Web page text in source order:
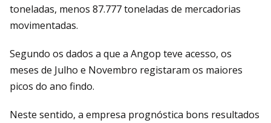
toneladas, menos 87.777 toneladas de mercadorias
movimentadas.
Segundo os dados a que a Angop teve acesso, os
meses de Julho e Novembro registaram os maiores
picos do ano findo.
Neste sentido, a empresa prognóstica bons resultados